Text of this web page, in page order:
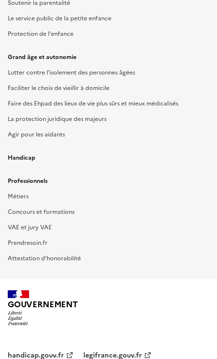
Soutenir la parentalité
Le service public de la petite enfance
Protection de l'enfance
Grand âge et autonomie
Lutter contre l’isolement des personnes âgées
Faciliter le choix de vieillir à domicile
Faire des Ehpad des lieux de vie plus sûrs et mieux médicalisés
La protection juridique des majeurs
Agir pour les aidants
Handicap
Professionnels
Métiers
Concours et formations
VAE et jury VAE
Prendresoin.fr
Attestation d'honorabilité
GOUVERNEMENT
handicap.gouv.fr legifrance.gouv.fr